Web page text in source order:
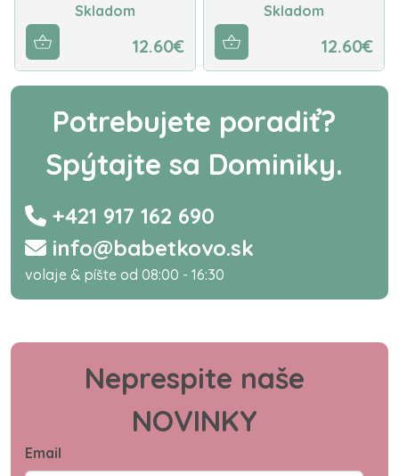
Skladom
12.60€
Skladom
12.60€
Potrebujete poradiť?
Spýtajte sa Dominiky.
+421 917 162 690
info@babetkovo.sk
volaje & píšte od 08:00 - 16:30
Neprespite naše
NOVINKY
Email